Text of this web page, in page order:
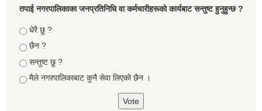
तपा‌ई नगरपालिकाका जनप्रतिनिधि वा कर्मचारीहरूकाे कार्यबाट सन्तुष्ट हुनुहुन्छ ?
Choices
धेरै छु ?
छैन ?
सन्तुष्ट छु ?
मैले नगरपालिकाबाट कुनै सेवा लिएकाे छैन ।